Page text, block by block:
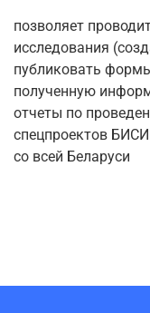
позволяет
исследования
публиковать
полученную
отчеты по
спецпроектов
со всей Беларуси